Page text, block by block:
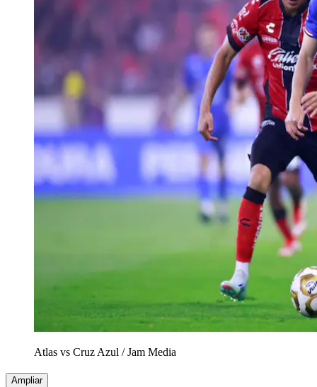
Atlas vs Cruz Azul /Jam Media
Ampliar